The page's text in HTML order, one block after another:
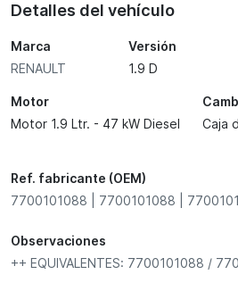
Detalles del vehículo
Marca
RENAULT
Versión
1.9 D
Motor
Motor 1.9 Ltr. - 47 kW Diesel
Caja
Ref. fabricante (OEM)
7700101088 | 7700101088 |
Observaciones
++ EQUIVALENTES: 7700101088 /